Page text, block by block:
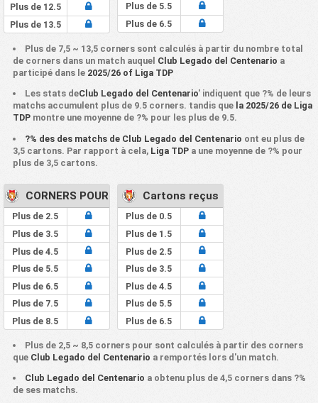
Plus de 12.5
Plus de 13.5
Plus de 5.5
Plus de 6.5
Plus de 7,5 ~ 13,5 corners sont calculés à partir du nombre total
de corners dans un match auquel Club Legado del Centenario a
participé dans le 2025/26 of Liga TDP
Les stats deClub Legado del Centenario' indiquent que ?% de leurs
matchs accumulent plus de 9.5 corners. tandis que la 2025/26 de Liga
TDPmontre une moyenne de ?% pour les plus de 9.5.
?% des des matchs de Club Legado del Centenario ont eu plus de
3,5 cartons. Par rapport à cela, Liga TDPa une moyenne de ?% pour
plus de 3,5 cartons.
CORNERS POUR
Plus de 2.5
Plus de 3.5
Plus de 4.5
Plus de 5.5
Plus de 6.5
Plus de 7.5
Plus de 8.5
Cartons reçus
Plus de 0.5
Plus de 1.5
Plus de 2.5
Plus de 3.5
Plus de 4.5
Plus de 5.5
Plus de 6.5
Plus de 2,5 ~ 8,5 corners pour sont calculés à partir des corners
que Club Legado del Centenario a remportés lors d'un match.
Club Legado del Centenario a obtenu plus de 4,5 corners dans ?%
de ses matchs.